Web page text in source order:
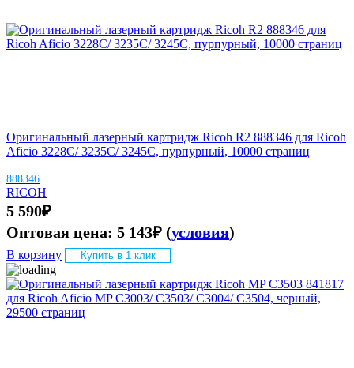
Оригинальный лазерный картридж Ricoh R2 888346 для Ricoh
Aficio 3228C/ 3235C/ 3245C, пурпурный, 10000 страниц
888346
RICOH
5 590₽
Оптовая цена: 5 143₽ (условия)
В корзину Купить в 1 клик